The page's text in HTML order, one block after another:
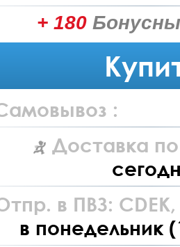
+ 180
:
Доставка
в ПВЗ: CDEK,
в понедельник